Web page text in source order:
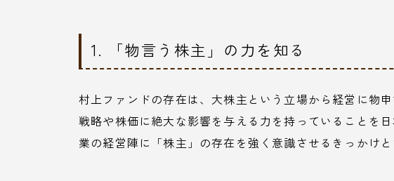
1. 「物言う株主」の力を知る
村上ファンドの存在は、大株主という立場から経営に物
戦略や株価に絶大な影響を与える力を持っていることを
業の経営陣に「株主」の存在を強く意識させるきっかけと